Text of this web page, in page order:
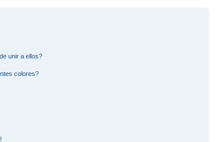
unir a ellos?
colores?